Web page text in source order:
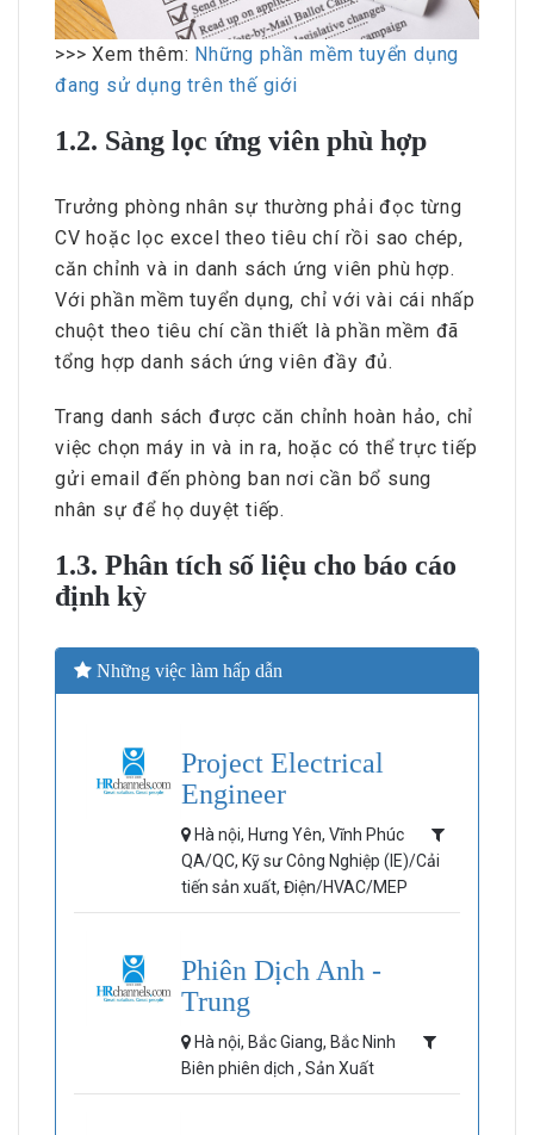
>>> Xem thêm: Những phần mềm tuyển dụng
đang sử dụng trên thế giới
1.2. Sàng lọc ứng viên phù hợp
Trưởng phòng nhân sự thường phải đọc từng
CV hoặc lọc excel theo tiêu chí rồi sao chép,
căn chỉnh và in danh sách ứng viên phù hợp.
Với phần mềm tuyển dụng, chỉ với vài cái nhấp
chuột theo tiêu chí cần thiết là phần mềm đã
tổng hợp danh sách ứng viên đầy đủ.
Trang danh sách được căn chỉnh hoàn hảo, chỉ
việc chọn máy in và in ra, hoặc có thể trực tiếp
gửi email đến phòng ban nơi cần bổ sung
nhân sự để họ duyệt tiếp.
1.3. Phân tích số liệu cho báo cáo
định kỳ
Những việc làm hấp dẫn
Project Electrical
Engineer
Hà nội, Hưng Yên, Vĩnh Phúc
QA/QC, Kỹ sư Công Nghiệp (IE)/Cải
tiến sản xuất, Điện/HVAC/MEP
Phiên Dịch Anh -
Trung
Hà nội, Bắc Giang, Bắc Ninh
Biên phiên dịch , Sản Xuất